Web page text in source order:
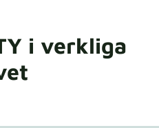
i verkliga